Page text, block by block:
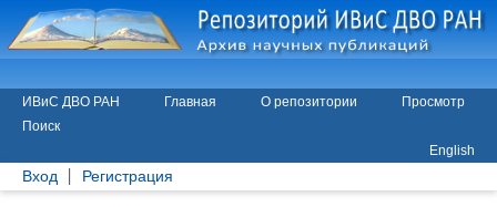
ИВиС ДВО РАН Главная О репозитории
Просмотр
Поиск
English
Вход Регистрация